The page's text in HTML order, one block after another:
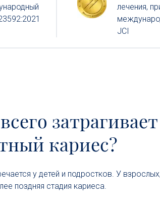
лечения,
JCI
затрагивает
кариес?
у детей и подростков. У
поздняя стадия кариеса.